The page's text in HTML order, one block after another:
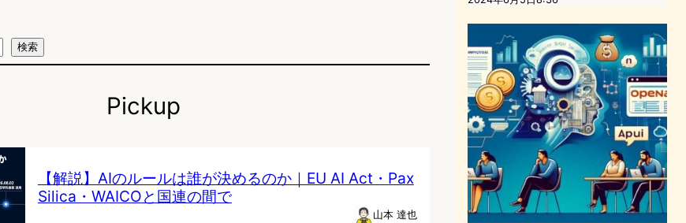
検索
Pickup
【解説】AIのルールは誰が決めるのか｜EU AI Act・Pax
Silica・WAICOと国連の間で
山本 達也